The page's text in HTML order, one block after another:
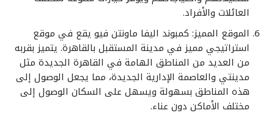
العائلات والأفراد.
الموقع المميز: كمبوند اليفا ماونتن فيو يقع في موقع
استراتيجي مميز في مدينة المستقبل بالقاهرة. يتميز بقربه
من العديد من المناطق الهامة في القاهرة الجديدة مثل
مدينتي والعاصمة الإدارية الجديدة، مما يجعل الوصول إلى
هذه المناطق بسهولة ويسهل على السكان الوصول إلى
مختلف الأماكن دون عناء.